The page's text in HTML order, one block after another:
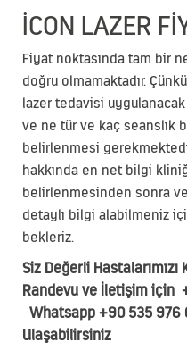
İCON LAZER
Fiyat noktasında tam bir
doğru olmamaktadır.
lazer tedavisi
ve ne tür ve kaç seanslık
belirlenmesi
hakkında en net bilgi
belirlenmesinden sonra
detaylı bilgi alabilmeniz
bekleriz.
Siz Değerli
Randevu ve İletişim için
Whatsapp +90 535 976
Ulaşabilirsiniz